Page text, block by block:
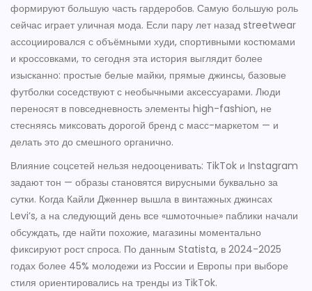
формируют большую часть гардеробов. Самую большую роль
сейчас играет уличная мода. Если пару лет назад streetwear
ассоциировался с объёмными худи, спортивными костюмами
и кроссовками, то сегодня эта история выглядит более
изысканно: простые белые майки, прямые джинсы, базовые
футболки соседствуют с необычными аксессуарами. Люди
переносят в повседневность элементы high-fashion, не
стесняясь миксовать дорогой бренд с масс-маркетом — и
делать это до смешного органично.
Влияние соцсетей нельзя недооценивать: TikTok и Instagram
задают тон — образы становятся вирусными буквально за
сутки. Когда Кайли Дженнер вышла в винтажных джинсах
Levi’s, а на следующий день все «шмоточные» паблики начали
обсуждать, где найти похожие, магазины моментально
фиксируют рост спроса. По данным Statista, в 2024-2025
годах более 45% молодежи из России и Европы при выборе
стиля ориентировались на тренды из TikTok.